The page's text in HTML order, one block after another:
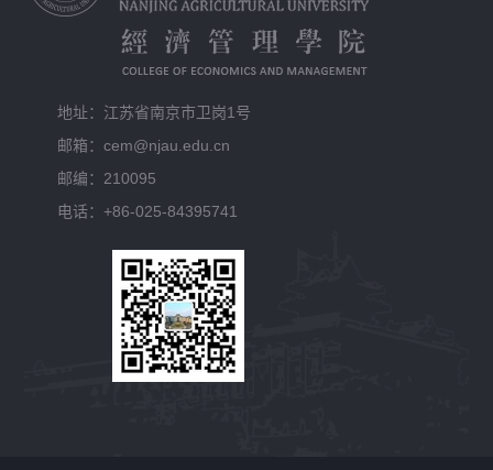
地址：江苏省南京市卫岗1号
邮箱：cem@njau.edu.cn
邮编：210095
电话：+86-025-84395741